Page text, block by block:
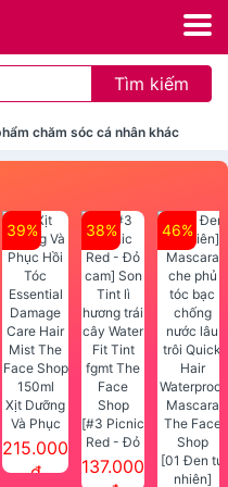
Tìm kiếm
chăm sóc cá nhân khác
39%
Xịt Dưỡng
Và Phục
Hồi Tóc
Essential
215.000
đ
38%
[#3 Picnic
Red - Đỏ
cam] Son
137.000
46%
[01 Đen tự
nhiên]